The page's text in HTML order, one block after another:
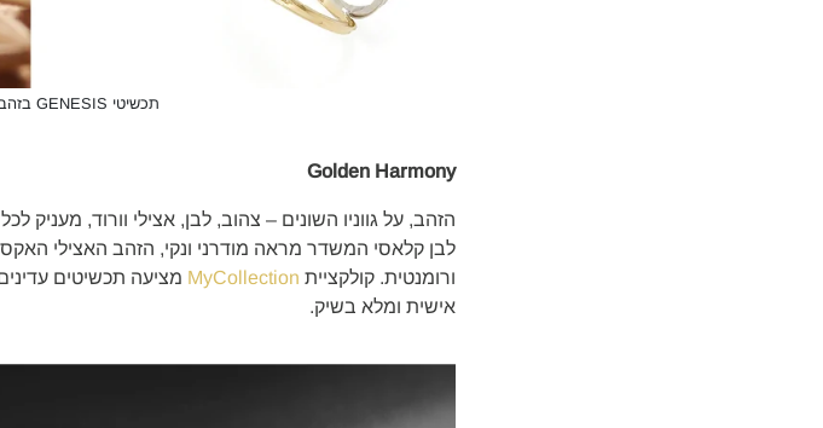
תכשיטי GENESIS בזהב אצילי ויהלומי קוניאק
Golden Harmony
הזהב, על גווניו השונים – צהוב, לבן, אצילי וורוד, מעניק
לבן קלאסי המשדר מראה מודרני ונקי, הזהב האצילי
ורומנטית. קולקציית MyCollection מציעה תכשיטים
אישית ומלא בשיק.